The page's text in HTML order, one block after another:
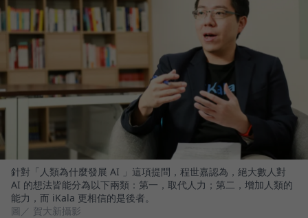
針對「人類為什麼發展 AI 」這項提問，程世嘉認為，絕大數人對
AI 的想法皆能分為以下兩類：第一，取代人力；第二，增加人類的
能力，而 iKala 更相信的是後者。
圖／ 賀大新攝影